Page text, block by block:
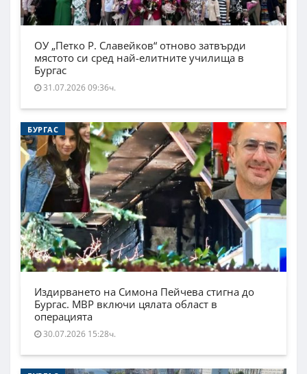
ОУ „Петко Р. Славейков“ отново затвърди
мястото си сред най-елитните училища в
Бургас
31.07.2026 09:36ч.
БУРГАС
Издирването на Симона Пейчева стигна до
Бургас. МВР включи цялата област в
операцията
30.07.2026 15:28ч.